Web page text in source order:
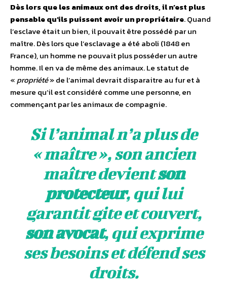
Dès lors que les animaux ont des droits, il n’est plus
pensable qu’ils puissent avoir un propriétaire. Quand
l’esclave était un bien, il pouvait être possédé par un
maître. Dès lors que l’esclavage a été aboli (1848 en
France), un homme ne pouvait plus posséder un autre
homme. Il en va de même des animaux. Le statut de
«propriété» de l’animal devrait disparaitre au fur et à
mesure qu’il est considéré comme une personne, en
commençant par les animaux de compagnie.
Si l’animal n’a plus de
«maître», son ancien
maître devientson
protecteur, qui lui
garantit gite et couvert,
son avocat, qui exprime
ses besoins et défend ses
droits.